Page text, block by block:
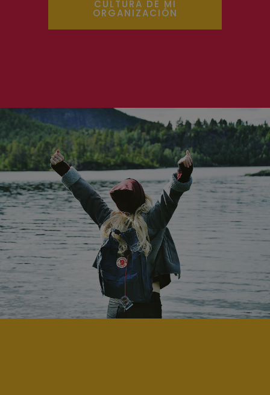
CULTURA DE MI
ORGANIZACIÓN